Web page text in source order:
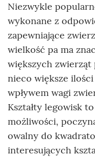
Niezwykle
wykonane z
zapewniające
wielkość pa ma
większych
nieco większe
wpływem wagi
Kształty legowisk
możliwości,
owalny do
interesujących